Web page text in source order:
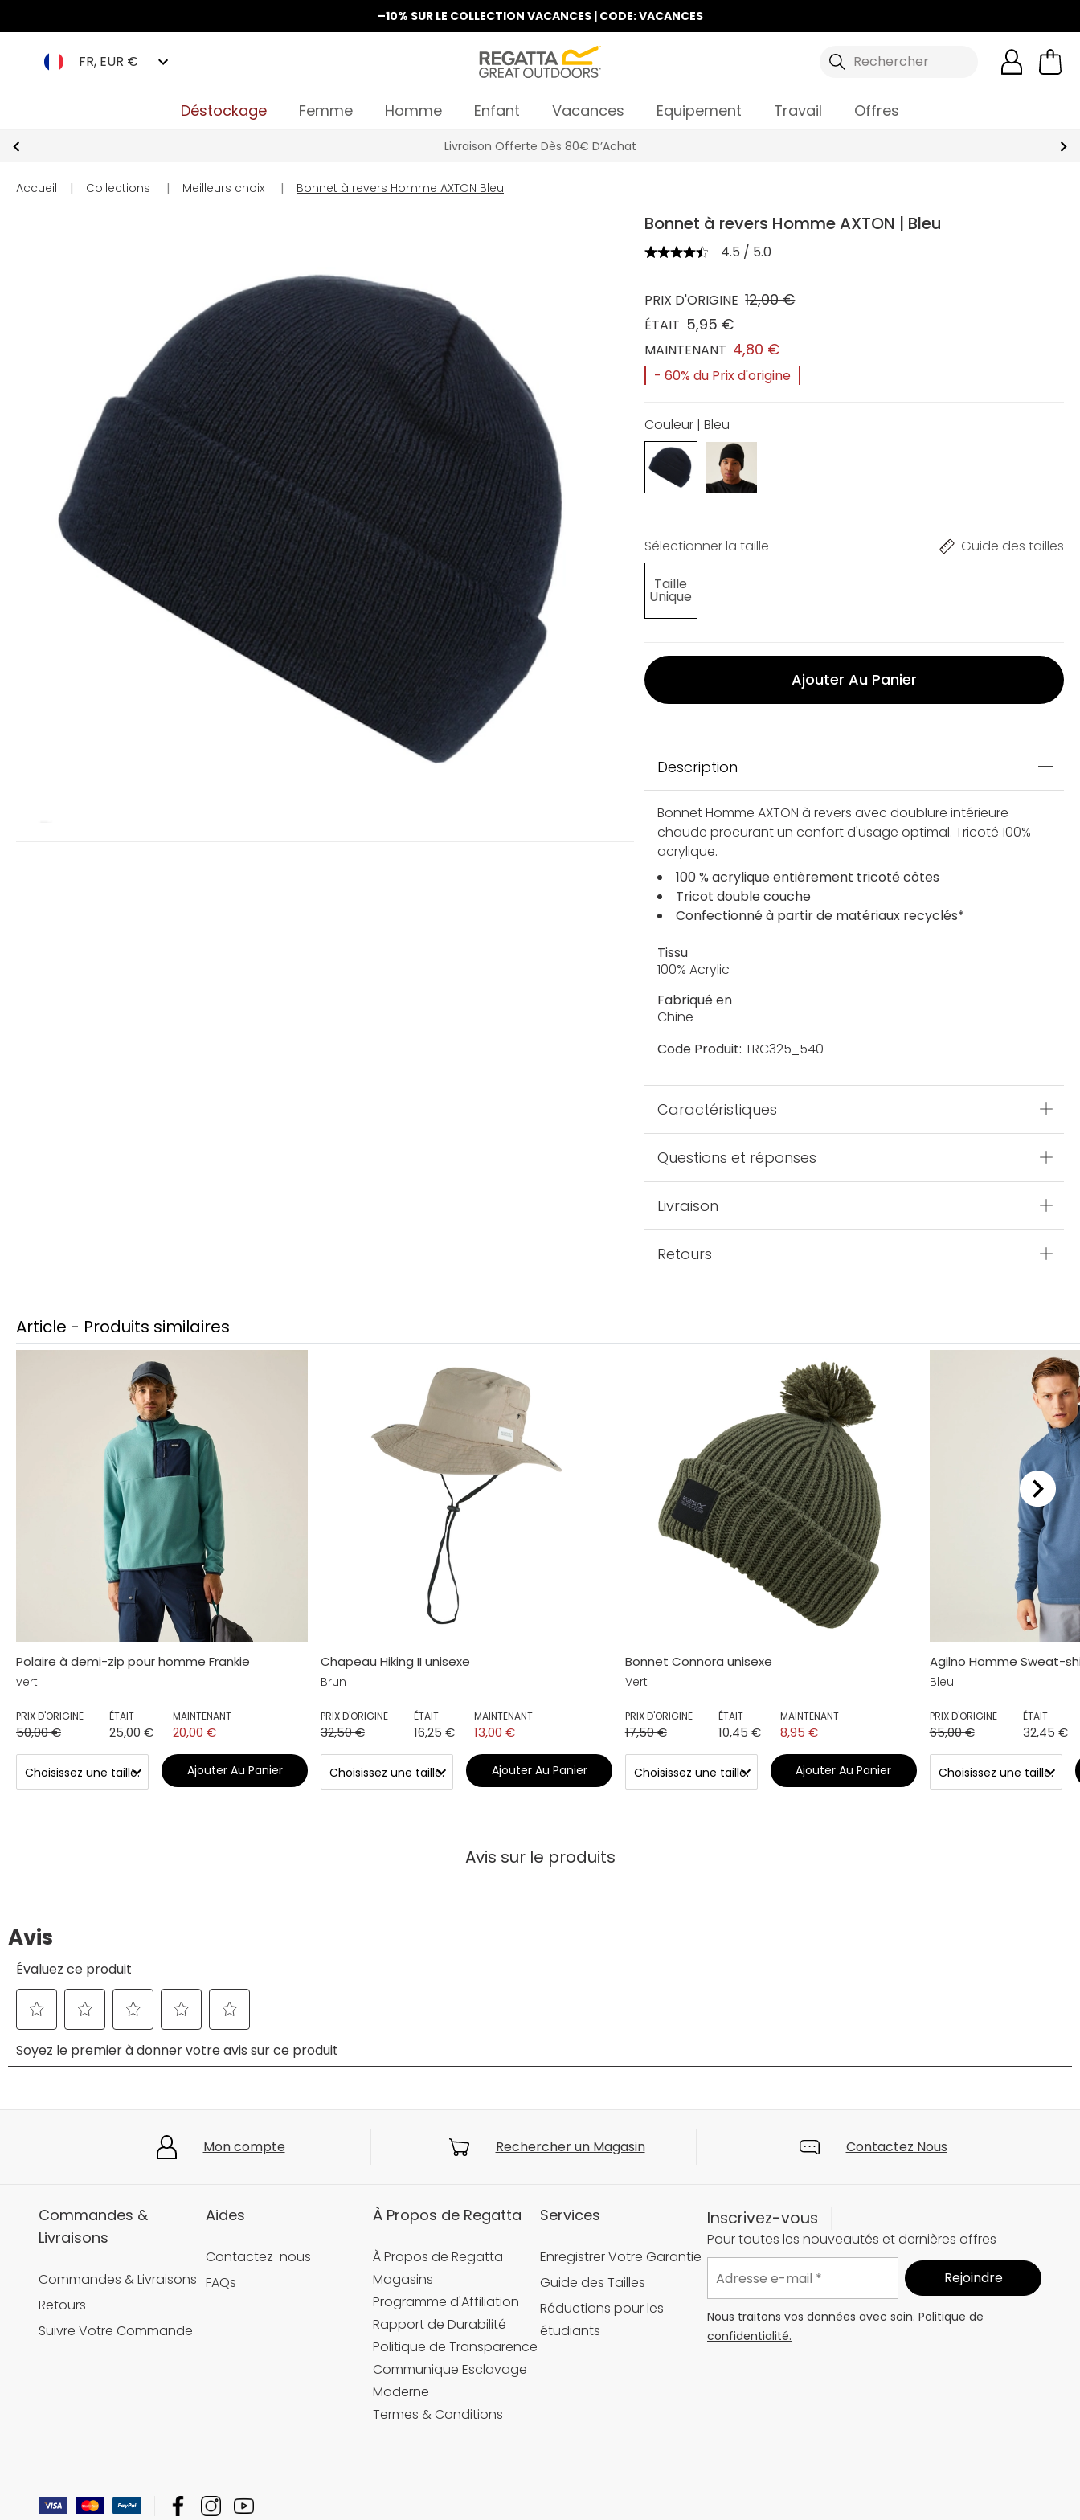
–10% SUR LE COLLECTION VACANCES | CODE: VACANCES
FR, EUR € Rechercher
Déstockage Femme Homme Enfant Vacances Equipement Travail Offres
Livraison Offerte Dès 80€ D’Achat
Accueil | Collections | Meilleurs choix | Bonnet à revers Homme AXTON Bleu
Bonnet à revers Homme AXTON | Bleu
4.5 / 5.0
PRIX D'ORIGINE 12,00 €
ÉTAIT 5,95 €
MAINTENANT 4,80 €
- 60% du Prix d'origine
Couleur | Bleu
Sélectionner la taille Guide des tailles
Taille
Unique
Ajouter Au Panier
Description
Bonnet Homme AXTON à revers avec doublure intérieure
chaude procurant un confort d'usage optimal. Tricoté 100%
acrylique.
100 % acrylique entièrement tricoté côtes
Tricot double couche
Confectionné à partir de matériaux recyclés*
Tissu
100% Acrylic
Fabriqué en
Chine
Code Produit: TRC325_540
Caractéristiques
Questions et réponses
Livraison
Retours
Article - Produits similaires
Polaire à demi-zip pour homme Frankie
vert
PRIX D'ORIGINE
50,00 €
ÉTAIT
25,00 €
MAINTENANT
20,00 €
Ajouter Au Panier
Chapeau Hiking II unisexe
Brun
PRIX D'ORIGINE
32,50 €
ÉTAIT
16,25 €
MAINTENANT
13,00 €
Ajouter Au Panier
Bonnet Connora unisexe
Vert
PRIX D'ORIGINE
17,50 €
ÉTAIT
10,45 €
MAINTENANT
8,95 €
Ajouter Au Panier
Agilno Homme Sweat-
Bleu
PRIX D'ORIGINE
65,00 €
ÉTAIT
32,45 €
Avis sur le produits
Mon compte Rechercher un Magasin Contactez Nous
Commandes &
Livraisons
Commandes & Livraisons
Retours
Suivre Votre Commande
Aides
Contactez-nous
FAQs
À Propos de Regatta
À Propos de Regatta
Magasins
Programme d'Affiliation
Rapport de Durabilité
Politique de Transparence
Communique Esclavage
Moderne
Termes & Conditions
Services
Enregistrer Votre Garantie
Guide des Tailles
Réductions pour les
étudiants
Inscrivez-vous
Pour toutes les nouveautés et dernières offres
Nous traitons vos données avec soin. Politique de
confidentialité.